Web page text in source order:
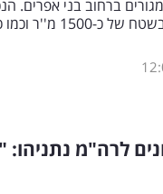
ברחוב בני אפרים.
לרה"מ נתניהו: